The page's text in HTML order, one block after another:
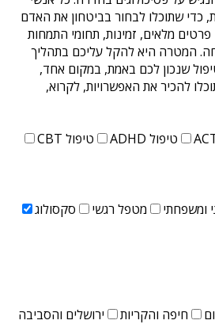
כדי שתוכלו לבחור בביטחון את האדם
מלאים, זמינות, תחומי התמחות
המטרה היא להקל עליכם בתהליך
שנכון לכם באמת, במקום אחד,
להכיר את האפשרויות, לקרוא,
טיפול ADHD
טיפול CBT
ומשפחתי מטפל רגשי
סקסולוג
חיפה והקריות ירושלים והסביבה